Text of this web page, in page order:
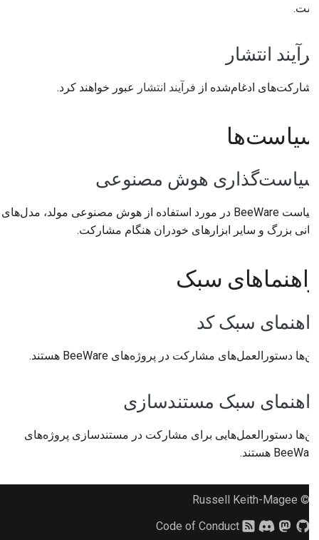
است.
فرآیند انتشار
مشارکت‌های ادغام‌شده از فرآیند انتشار عبور خواهند کرد.
سیاست‌ها
سیاست‌گذاری هوش مصنوعی
سیاست BeeWare در مورد استفاده از هوش مصنوعی مولد، مدل‌های
زبانی بزرگ و سایر ابزارهای خودران هنگام مشارکت.
راهنماهای سبک
راهنمای سبک کد
این‌ها دستورالعمل‌های مشارکت در پروژه‌های BeeWare هستند.
راهنمای سبک مستندسازی
این‌ها دستورالعمل‌هایی برای مشارکت در مستندسازی پروژه‌های
BeeWare هستند.
© Russell Keith-Magee
Code of Conduct